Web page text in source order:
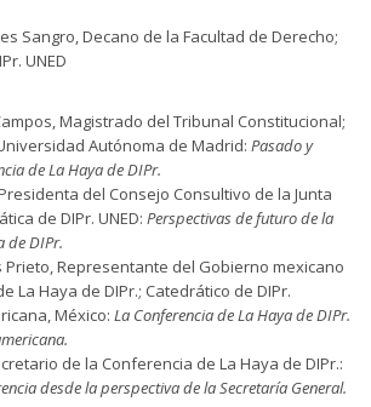
Sangro, Decano de la Facultad de Derecho;
UNED
Magistrado del Tribunal Constitucional;
Autónoma de Madrid: Pasado y
de La Haya de DIPr.
del Consejo Consultivo de la Junta
de DIPr. UNED: Perspectivas de futuro de la
de DIPr.
Prieto, Representante del Gobierno mexicano
La Haya de DIPr.; Catedrático de DIPr.
México: La Conferencia de La Haya de DIPr.
de la Conferencia de La Haya de DIPr.:
desde la perspectiva de la Secretaría General.